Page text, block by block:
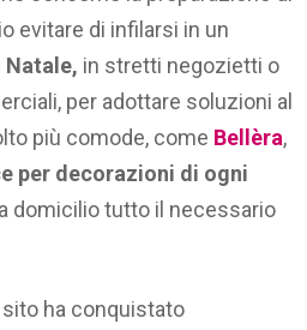
evitare di infilarsi in un
in stretti negozietti o
per adottare soluzioni al
più comode, come Bellèra,
per decorazioni di ogni
domicilio tutto il necessario
ha conquistato